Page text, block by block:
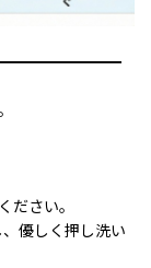
ださい。
優しく押し洗い